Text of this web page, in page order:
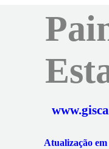
Atualização